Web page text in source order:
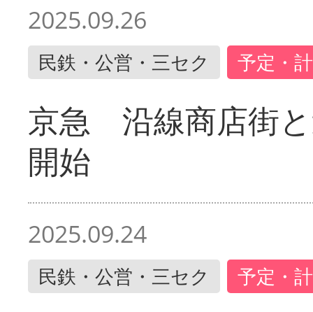
2025.09.26
民鉄・公営・三セク 予定・
京急 沿線商店街
開始
2025.09.24
民鉄・公営・三セク 予定・